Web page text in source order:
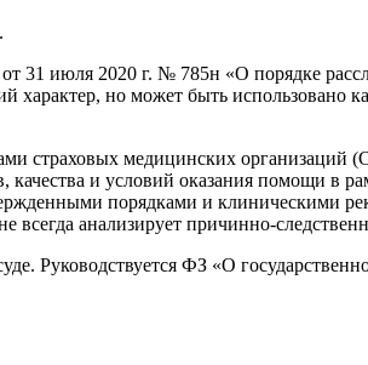
31 июля 2020 г. № 785н «О порядке
характер, но может быть использовано
страховых медицинских
и условий оказания помощи в
порядками и клиническими
анализирует причинно-
Руководствуется ФЗ «О